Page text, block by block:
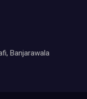
Banjarawala